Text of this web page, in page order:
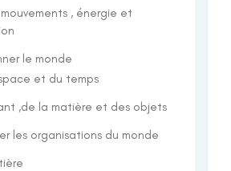
, énergie et
le monde
et du temps
,de la matière et des objets
les organisations du monde